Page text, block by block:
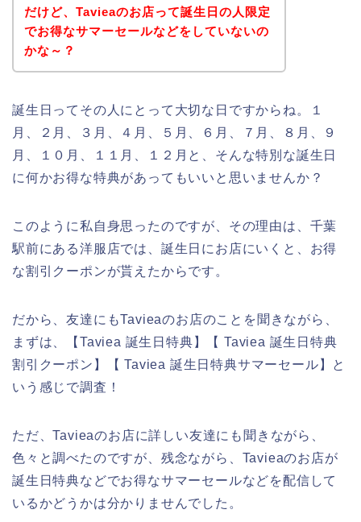
だけど、Tavieaのお店って誕生日の人限定
でお得なサマーセールなどをしていないの
かな～？
誕生日ってその人にとって大切な日ですからね。１
月、２月、３月、４月、５月、６月、７月、８月、９
月、１０月、１１月、１２月と、そんな特別な誕生日
に何かお得な特典があってもいいと思いませんか？
このように私自身思ったのですが、その理由は、千葉
駅前にある洋服店では、誕生日にお店にいくと、お得
な割引クーポンが貰えたからです。
だから、友達にもTavieaのお店のことを聞きながら、
まずは、【Taviea 誕生日特典】【 Taviea 誕生日特典
割引クーポン】【 Taviea 誕生日特典サマーセール】と
いう感じで調査！
ただ、Tavieaのお店に詳しい友達にも聞きながら、
色々と調べたのですが、残念ながら、Tavieaのお店が
誕生日特典などでお得なサマーセールなどを配信して
いるかどうかは分かりませんでした。